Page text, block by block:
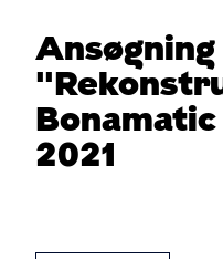
Ansøgning
2021